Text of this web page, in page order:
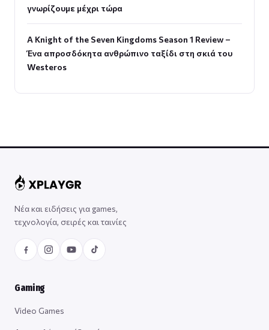
γνωρίζουμε μέχρι τώρα
A Knight of the Seven Kingdoms Season 1 Review –
Ένα απροσδόκητα ανθρώπινο ταξίδι στη σκιά του
Westeros
Νέα και ειδήσεις για games,
τεχνολογία, σειρές και ταινίες
Gaming
Video Games